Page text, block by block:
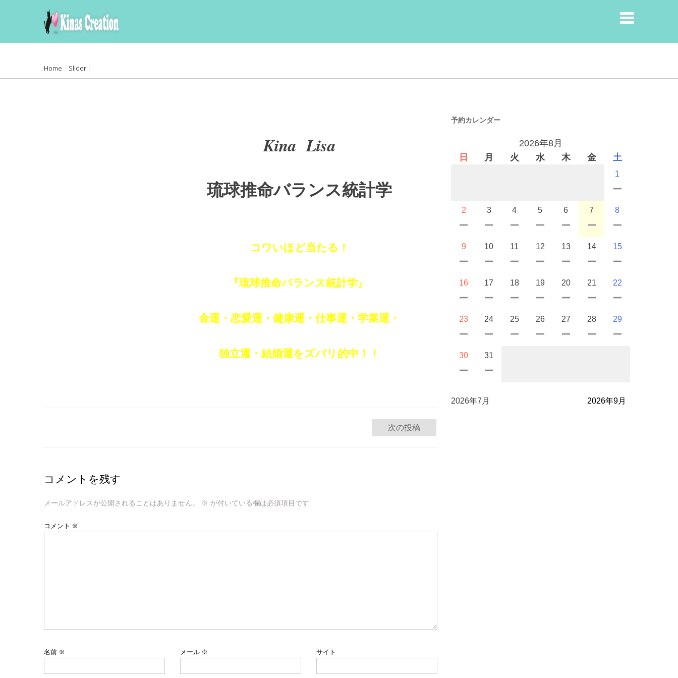
Home Slider
Kina Lisa
琉球推命バランス統計学
コワいほど当たる！
『琉球推命バランス統計学』
金運・恋愛運・健康運・仕事運・学業運・
独立運・結婚運をズバリ的中！！
ビ
ゲ
ー
次の投稿
コメントを残す
メールアドレスが公開されることはありません。 ※ が付いている欄は必須項目です
コメント ※
名前 ※ メール ※ サイト
予約カレンダー
2026年8月
日
月 火 水 木 金 土
1
2 3 4 5 6 7 8
9 10 11 12 13 14 15
16 17 18 19 20 21 22
23 24 25 26 27 28 29
30 31
2026年7月 2026年9月